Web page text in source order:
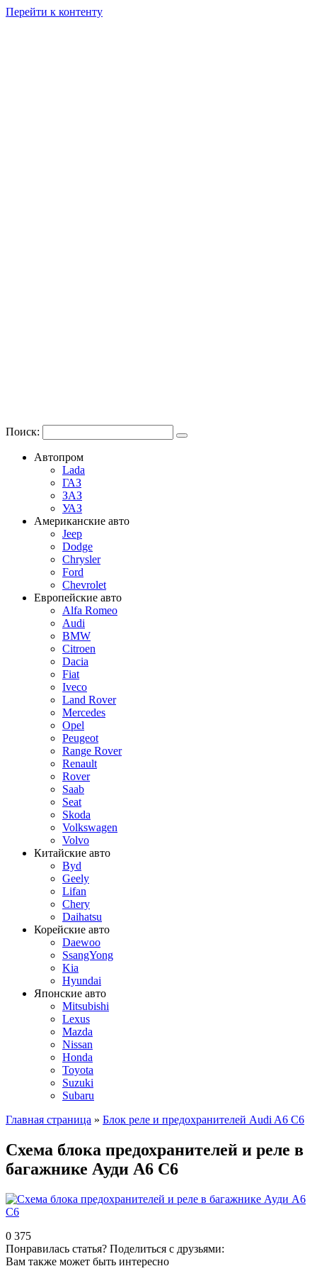
Перейти к контенту
Поиск:
Автопром
Lada
ГАЗ
ЗАЗ
УАЗ
Американские авто
Jeep
Dodge
Chrysler
Ford
Chevrolet
Европейские авто
Alfa Romeo
Audi
BMW
Citroen
Dacia
Fiat
Iveco
Land Rover
Mercedes
Opel
Peugeot
Range Rover
Renault
Rover
Saab
Seat
Skoda
Volkswagen
Volvo
Китайские авто
Byd
Geely
Lifan
Chery
Daihatsu
Корейские авто
Daewoo
SsangYong
Kia
Hyundai
Японские авто
Mitsubishi
Lexus
Mazda
Nissan
Honda
Toyota
Suzuki
Subaru
Главная страница » Блок реле и предохранителей Audi A6 C6
Схема блока предохранителей и реле в
багажнике Ауди А6 С6
0 375
Понравилась статья? Поделиться с друзьями:
Вам также может быть интересно